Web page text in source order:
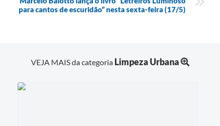
para cantos de escuridão” nesta sexta-feira (17/5)
VEJA MAIS da categoria Limpeza Urbana